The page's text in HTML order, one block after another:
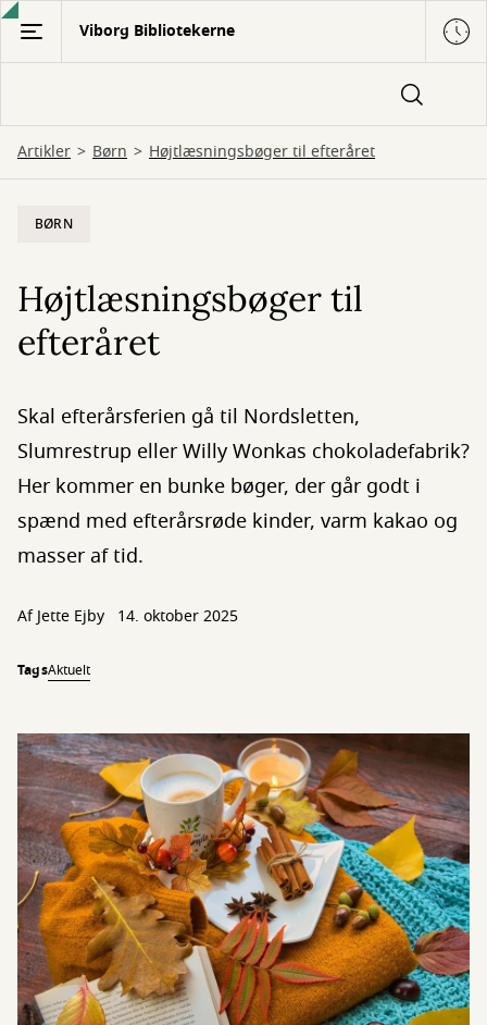
Gå
hovedindhold
Viborg Bibliotekerne
Artikler Børn Højtlæsningsbøger til efteråret
BØRN
Højtlæsningsbøger til
efteråret
Skal efterårsferien gå til Nordsletten,
Slumrestrup eller Willy Wonkas chokoladefabrik?
Her kommer en bunke bøger, der går godt i
spænd med efterårsrøde kinder, varm kakao og
masser af tid.
Af Jette Ejby 14. oktober 2025
TagsAktuelt